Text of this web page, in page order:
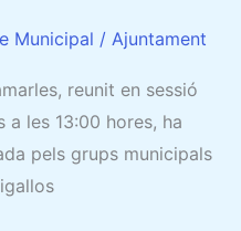
Municipal / Ajuntament
reunit en sessió
les 13:00 hores, ha
pels grups municipals